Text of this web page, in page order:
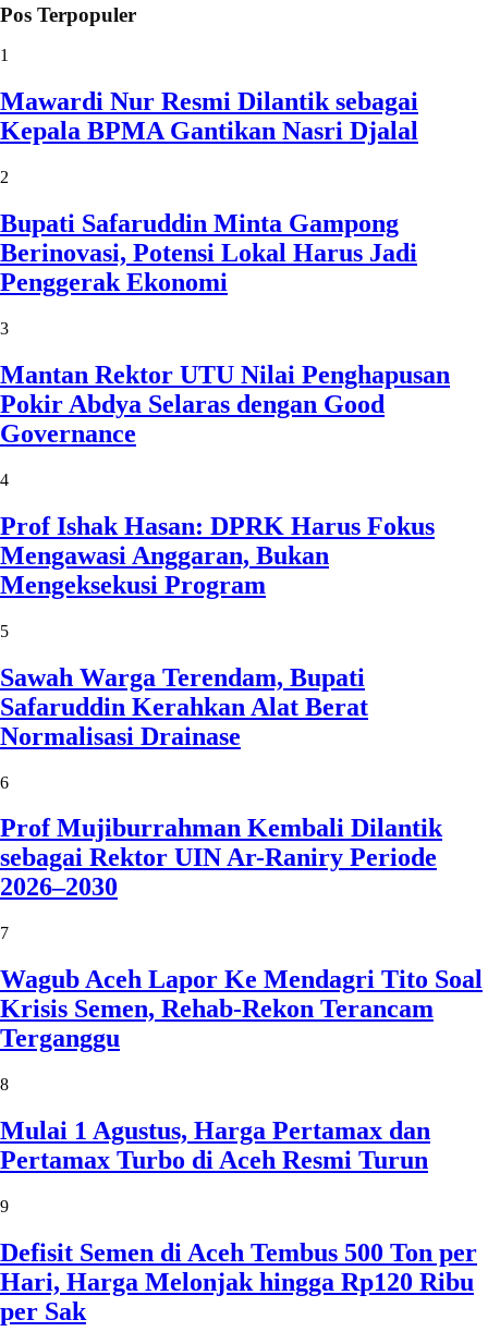
Pos Terpopuler
1
Mawardi Nur Resmi Dilantik sebagai
Kepala BPMA Gantikan Nasri Djalal
2
Bupati Safaruddin Minta Gampong
Berinovasi, Potensi Lokal Harus Jadi
Penggerak Ekonomi
3
Mantan Rektor UTU Nilai Penghapusan
Pokir Abdya Selaras dengan Good
Governance
4
Prof Ishak Hasan: DPRK Harus Fokus
Mengawasi Anggaran, Bukan
Mengeksekusi Program
5
Sawah Warga Terendam, Bupati
Safaruddin Kerahkan Alat Berat
Normalisasi Drainase
6
Prof Mujiburrahman Kembali Dilantik
sebagai Rektor UIN Ar-Raniry Periode
2026–2030
7
Wagub Aceh Lapor Ke Mendagri Tito Soal
Krisis Semen, Rehab-Rekon Terancam
Terganggu
8
Mulai 1 Agustus, Harga Pertamax dan
Pertamax Turbo di Aceh Resmi Turun
9
Defisit Semen di Aceh Tembus 500 Ton per
Hari, Harga Melonjak hingga Rp120 Ribu
per Sak